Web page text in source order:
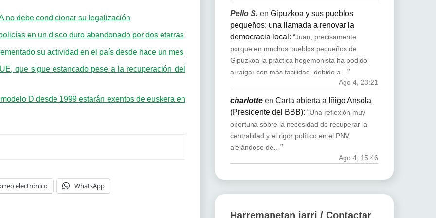
no debe condicionar su legalización
en un disco duro abandonado por dos etarras
su actividad en el país desde hace un mes
que sigue estancado pese a la recuperación del
D desde 1999 estarán exentos de euskera en
electrónico WhatsApp
Pello S. en Gipuzkoa y sus pueblos
pequeños: una llamada a renovar la
democracia local : “Juan, precisamente
porque en muchos pueblos pequeños de
Gipuzkoa la práctica hegemonista ha podido
arraigar con más facilidad, debido a…”
Ago 4, 23:21
charlotteen Carta abierta a Iñigo Ansola
(Presidente del BBB): “Una reflexión muy
oportuna sobre la necesidad de recuperar la
centralidad y el rigor político en el PNV,
alejándose de…”
Ago 4, 15:46
Harremanetan jarri / Contactar